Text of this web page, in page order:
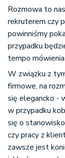
Rozmowa to
rekruterem czy
powinniśmy
przypadku
tempo
W związku z
firmowe, na
się elegancko -
w przypadku
się o
czy pracy z
zawsze jest